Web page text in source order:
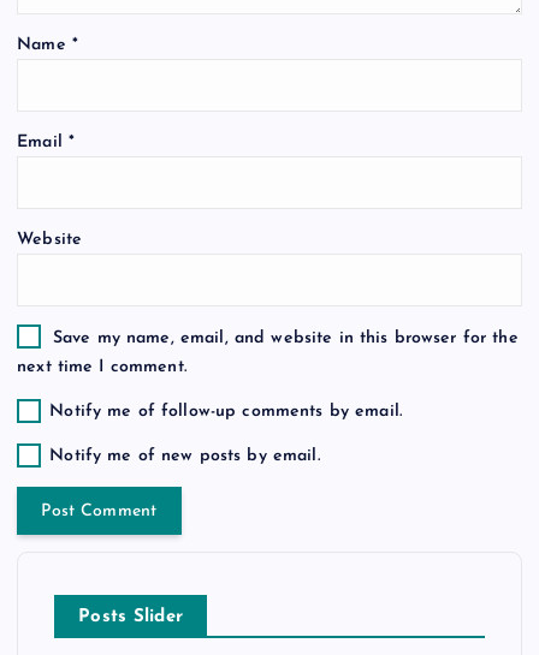
o
n
Name *
Email *
Website
Save my name, email, and website in this browser for the
next time I comment.
Notify me of follow-up comments by email.
Notify me of new posts by email.
Posts Slider